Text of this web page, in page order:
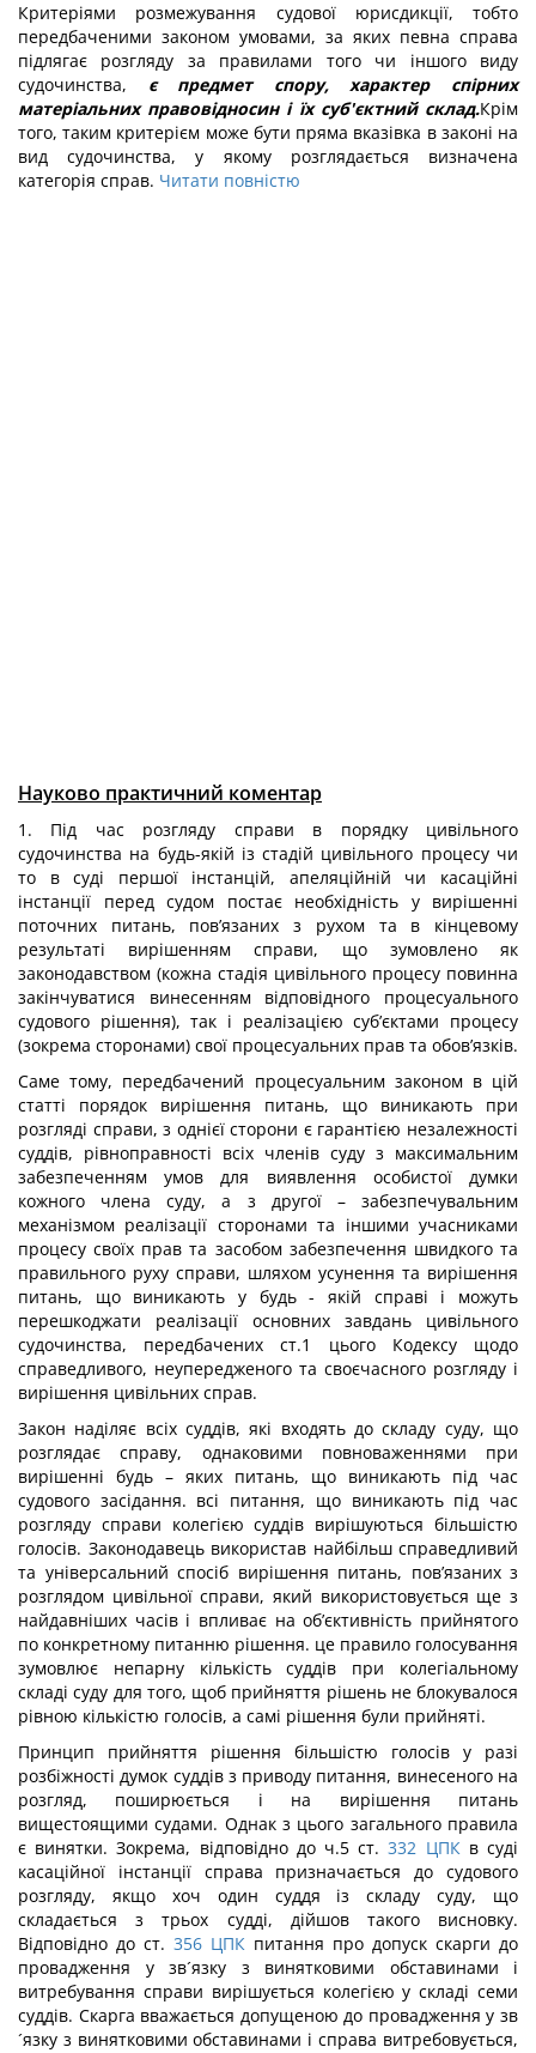
Критеріями розмежування судової юрисдикції, тобто
передбаченими законом умовами, за яких певна справа
підлягає розгляду за правилами того чи іншого виду
судочинства, є предмет спору, характер спірних
матеріальних правовідносин і їх суб'єктний склад.Крім
того, таким критерієм може бути пряма вказівка в законі на
вид судочинства, у якому розглядається визначена
категорія справ. Читати повністю
Науково практичний коментар
1. Під час розгляду справи в порядку цивільного
судочинства на будь-якій із стадій цивільного процесу чи
то в суді першої інстанцій, апеляційній чи касаційні
інстанції перед судом постає необхідність у вирішенні
поточних питань, пов’язаних з рухом та в кінцевому
результаті вирішенням справи, що зумовлено як
законодавством (кожна стадія цивільного процесу повинна
закінчуватися винесенням відповідного процесуального
судового рішення), так і реалізацією суб’єктами процесу
(зокрема сторонами) свої процесуальних прав та обов’язків.
Саме тому, передбачений процесуальним законом в цій
статті порядок вирішення питань, що виникають при
розгляді справи, з однієї сторони є гарантією незалежності
суддів, рівноправності всіх членів суду з максимальним
забезпеченням умов для виявлення особистої думки
кожного члена суду, а з другої – забезпечувальним
механізмом реалізації сторонами та іншими учасниками
процесу своїх прав та засобом забезпечення швидкого та
правильного руху справи, шляхом усунення та вирішення
питань, що виникають у будь - якій справі і можуть
перешкоджати реалізації основних завдань цивільного
судочинства, передбачених ст.1 цього Кодексу щодо
справедливого, неупередженого та своєчасного розгляду і
вирішення цивільних справ.
Закон наділяє всіх суддів, які входять до складу суду, що
розглядає справу, однаковими повноваженнями при
вирішенні будь – яких питань, що виникають під час
судового засідання. всі питання, що виникають під час
розгляду справи колегією суддів вирішуються більшістю
голосів. Законодавець використав найбільш справедливий
та універсальний спосіб вирішення питань, пов’язаних з
розглядом цивільної справи, який використовується ще з
найдавніших часів і впливає на об’єктивність прийнятого
по конкретному питанню рішення. це правило голосування
зумовлює непарну кількість суддів при колегіальному
складі суду для того, щоб прийняття рішень не блокувалося
рівною кількістю голосів, а самі рішення були прийняті.
Принцип прийняття рішення більшістю голосів у разі
розбіжності думок суддів з приводу питання, винесеного на
розгляд, поширюється і на вирішення питань
вищестоящими судами. Однак з цього загального правила
є винятки. Зокрема, відповідно до ч.5 ст. 332 ЦПКв суді
касаційної інстанції справа призначається до судового
розгляду, якщо хоч один суддя із складу суду, що
складається з трьох судді, дійшов такого висновку.
Відповідно до ст. 356 ЦПК питання про допуск скарги до
провадження у зв´язку з винятковими обставинами і
витребування справи вирішується колегією у складі семи
суддів. Скарга вважається допущеною до провадження у зв
´язку з винятковими обставинами і справа витребовується,